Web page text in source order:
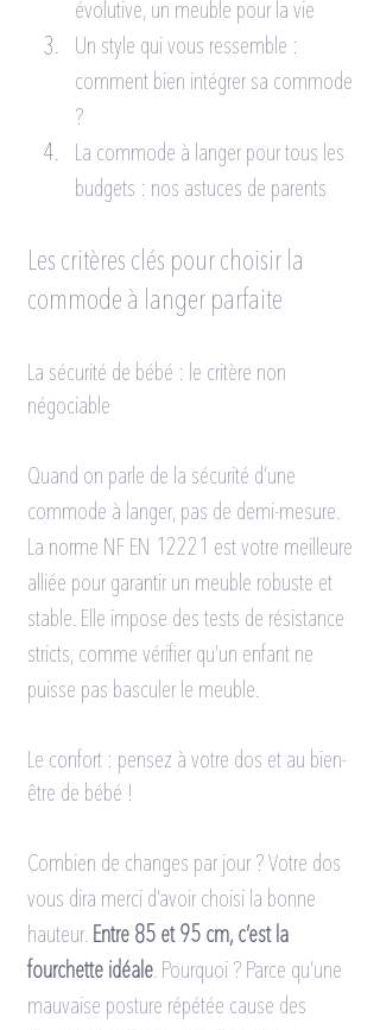
évolutive, un meuble pour la vie
Un style qui vous ressemble :
comment bien intégrer sa commode
?
La commode à langer pour tous les
budgets : nos astuces de parents
Les critères clés pour choisir la
commode à langer parfaite
La sécurité de bébé : le critère non
négociable
Quand on parle de la sécurité d’une
commode à langer, pas de demi-mesure.
La norme NF EN 12221 est votre meilleure
alliée pour garantir un meuble robuste et
stable. Elle impose des tests de résistance
stricts, comme vérifier qu’un enfant ne
puisse pas basculer le meuble.
Le confort : pensez à votre dos et au bien-
être de bébé !
Combien de changes par jour ? Votre dos
vous dira merci d’avoir choisi la bonne
hauteur. Entre 85 et 95 cm, c’est la
fourchette idéale. Pourquoi ? Parce qu’une
mauvaise posture répétée cause des